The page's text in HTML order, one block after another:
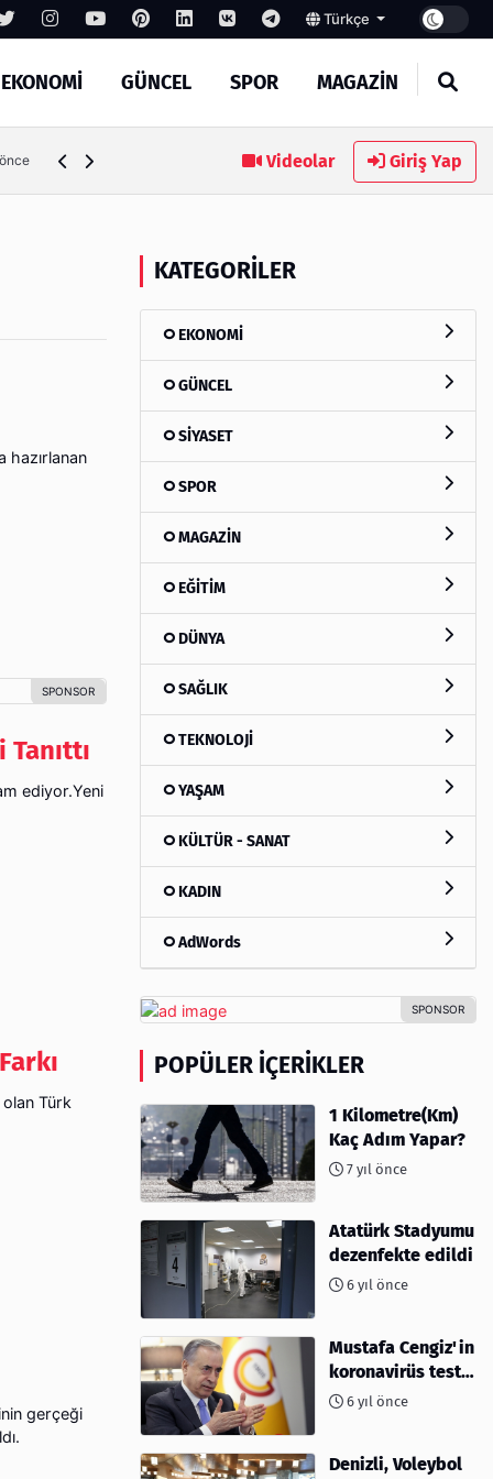
Türkçe
EKONOMİ GÜNCEL SPOR MAGAZİN
Videolar Giriş Yap
hazırlanan
ediyor.Yeni
Türk
gerçeği
KATEGORILER
EKONOMİ
GÜNCEL
SİYASET
SPOR
MAGAZİN
EĞİTİM
DÜNYA
SAĞLIK
TEKNOLOJİ
YAŞAM
KÜLTÜR - SANAT
KADIN
AdWords
POPÜLER İÇERIKLER
1 Kilometre(Km)
Kaç Adım Yapar?
7 yıl önce
Atatürk Stadyumu
dezenfekte edildi
6 yıl önce
Mustafa Cengiz'in
koronavirüs test
sonucu açıklandı
6 yıl önce
Denizli, Voleybol